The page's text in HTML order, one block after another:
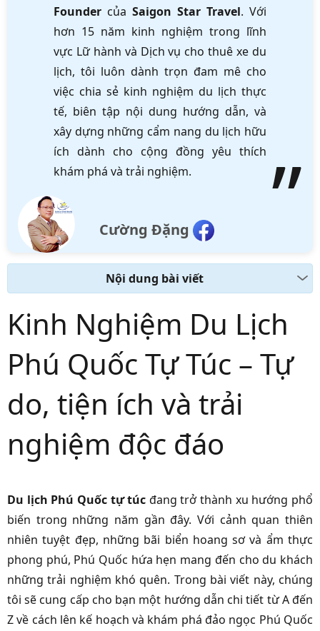
Founder của Saigon Star Travel. Với
hơn 15 năm kinh nghiệm trong lĩnh
vực Lữ hành và Dịch vụ cho thuê xe du
lịch, tôi luôn dành trọn đam mê cho
việc chia sẻ kinh nghiệm du lịch thực
tế, biên tập nội dung hướng dẫn, và
xây dựng những cẩm nang du lịch hữu
ích dành cho cộng đồng yêu thích
khám phá và trải nghiệm.
Cường Đặng
Nội dung bài viết
Kinh Nghiệm Du Lịch
Phú Quốc Tự Túc – Tự
do, tiện ích và trải
nghiệm độc đáo
Du lịch Phú Quốc tự túc đang trở thành xu hướng phổ
biến trong những năm gần đây. Với cảnh quan thiên
nhiên tuyệt đẹp, những bãi biển hoang sơ và ẩm thực
phong phú, Phú Quốc hứa hẹn mang đến cho du khách
những trải nghiệm khó quên. Trong bài viết này, chúng
tôi sẽ cung cấp cho bạn một hướng dẫn chi tiết từ A đến
Z về cách lên kế hoạch và khám phá đảo ngọc Phú Quốc